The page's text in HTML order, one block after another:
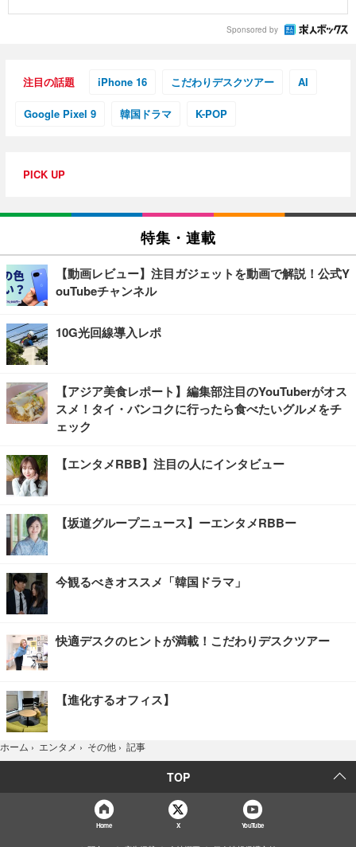
Sponsored by
注目の話題 iPhone 16 こだわりデスクツアー AI
Google Pixel 9 韓国ドラマ K-POP
PICK UP
特集・連載
【動画レビュー】注目ガジェットを動画で解説！公式Y
ouTubeチャンネル
10G光回線導入レポ
【アジア美食レポート】編集部注目のYouTuberがオス
スメ！タイ・バンコクに行ったら食べたいグルメをチ
ェック
【エンタメRBB】注目の人にインタビュー
【坂道グループニュース】ーエンタメRBBー
今観るべきオススメ「韓国ドラマ」
快適デスクのヒントが満載！こだわりデスクツアー
【進化するオフィス】
ホーム › エンタメ › その他 › 記事
TOP
Home X YouTube